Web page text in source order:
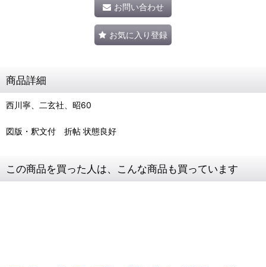
お問い合わせ
お気に入り登録
商品詳細
西川寧、二玄社、昭60
図版・釈文付 折帖 状態良好
この商品を買った人は、こんな商品も買っています